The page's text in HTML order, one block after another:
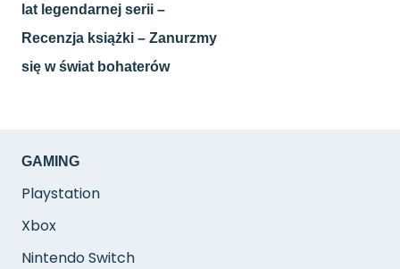
lat legendarnej serii –
Recenzja książki – Zanurzmy
się w świat bohaterów
GAMING
Playstation
Xbox
Nintendo Switch